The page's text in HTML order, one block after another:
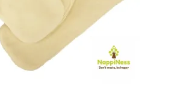
Leggi tutto